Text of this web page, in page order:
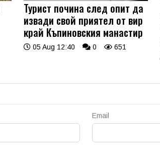
Турист почина след опит да
извади свой приятел от вир
край Къпиновския манастир
05 Aug 12:40 0 651
Email